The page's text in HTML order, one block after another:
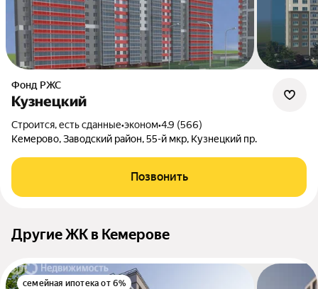
Фонд РЖС
Кузнецкий
Строится, есть сданные•эконом•4.9 (566)
Кемерово, Заводский район, 55-й мкр, Кузнецкий пр.
Позвонить
Другие ЖК в Кемерове
семейная ипотека от 6%